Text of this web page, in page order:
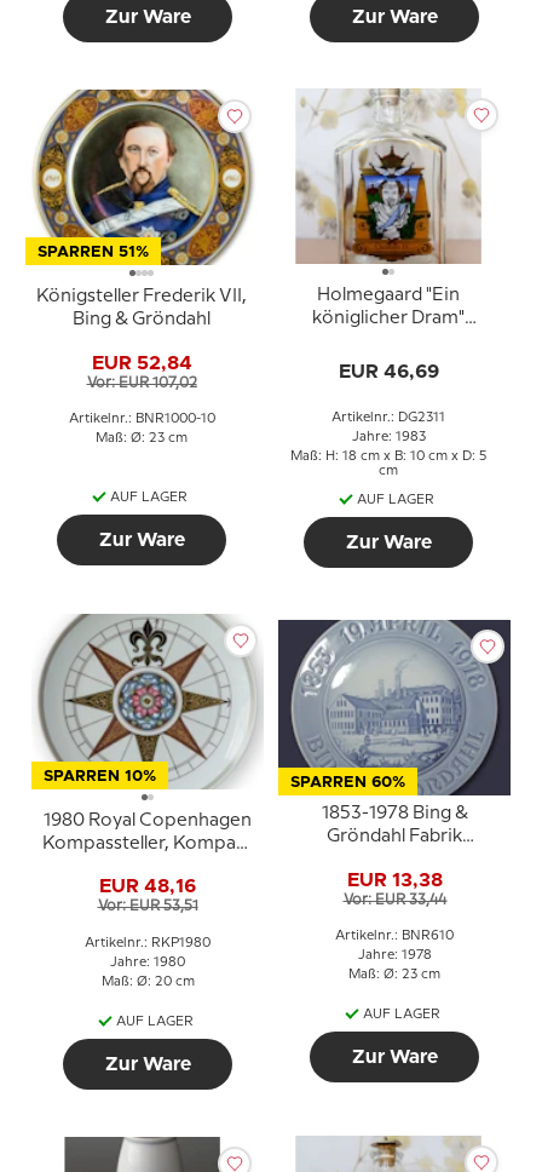
Zur Ware Zur Ware
SPARREN 51%
Königsteller Frederik VII,
Bing & Gröndahl
EUR 52,84
Vor: EUR 107,02
Artikelnr.: BNR1000-10
Maß: Ø: 23 cm
AUF LAGER
Zur Ware
Holmegaard "Ein
königlicher Dram"
EUR 46,69
Artikelnr.: DG2311
Jahre: 1983
Maß: H: 18 cm x B: 10 cm x D: 5
cm
AUF LAGER
Zur Ware
SPARREN 10%
1980 Royal Copenhagen
Kompassteller, Kompass
1595
EUR 48,16
Vor: EUR 53,51
Artikelnr.: RKP1980
Jahre: 1980
Maß: Ø: 20 cm
AUF LAGER
Zur Ware
SPARREN 60%
1853-1978 Bing &
Gröndahl Fabrik
Gröndahl
EUR 13,38
Vor: EUR 33,44
Artikelnr.: BNR610
Jahre: 1978
Maß: Ø: 23 cm
AUF LAGER
Zur Ware